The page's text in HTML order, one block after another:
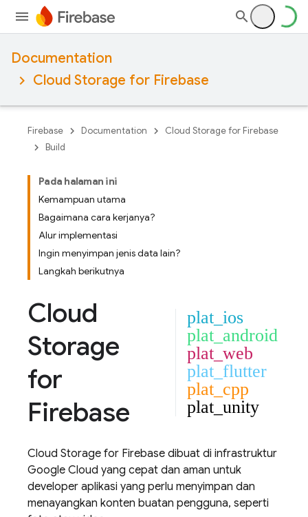
Documentation
Cloud Storage for Firebase
Firebase Documentation
Cloud Storage for Firebase
Build
Pada halaman ini
Kemampuan utama
Bagaimana cara kerjanya?
Alur implementasi
Ingin menyimpan jenis data lain?
Langkah berikutnya
Cloud
Storage
for
Firebase
plat_ios
plat_android
plat_web
plat_flutter
plat_cpp
plat_unity
Cloud Storage for Firebase dibuat di infrastruktur
Google Cloud yang cepat dan aman untuk
developer aplikasi yang perlu menyimpan dan
menayangkan konten buatan pengguna, seperti